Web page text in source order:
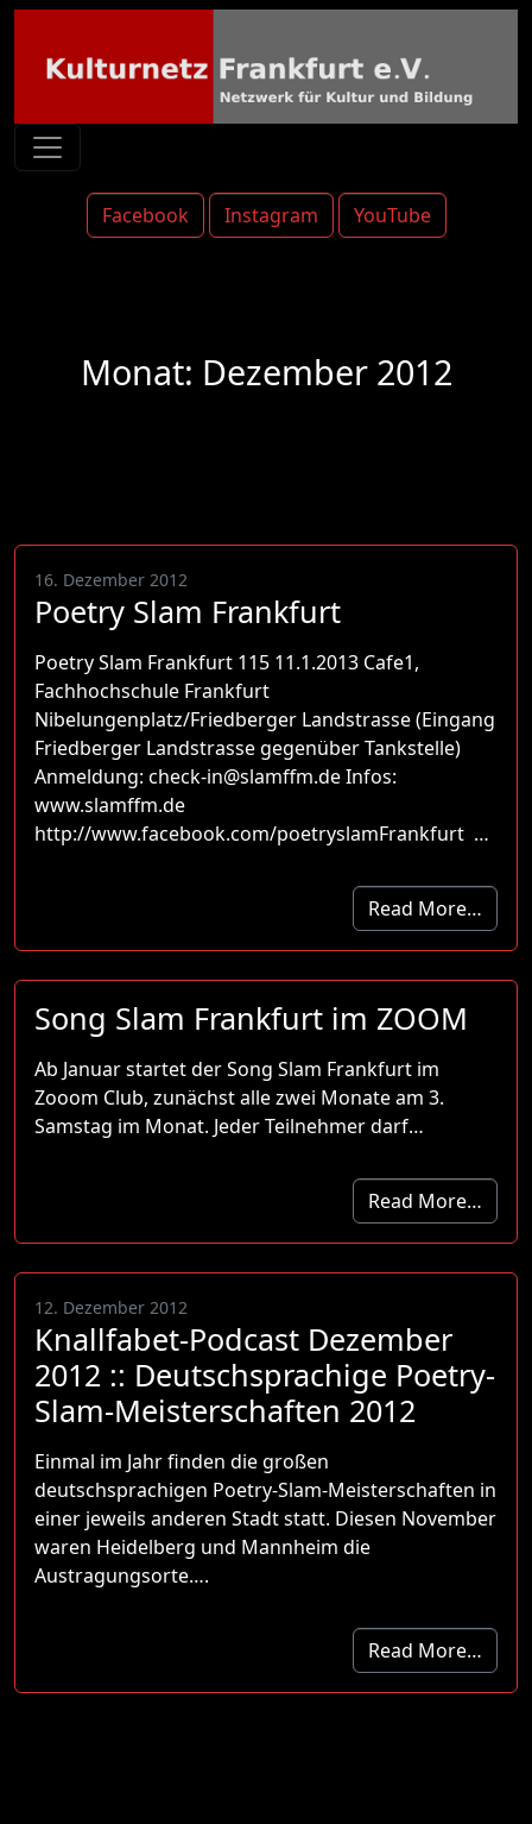
Facebook Instagram YouTube
Monat: Dezember 2012
16. Dezember 2012
Poetry Slam Frankfurt
Poetry Slam Frankfurt 115 11.1.2013 Cafe1,
Fachhochschule Frankfurt
Nibelungenplatz/Friedberger Landstrasse (Eingang
Friedberger Landstrasse gegenüber Tankstelle)
Anmeldung: check-in@slamffm.de Infos:
www.slamffm.de
http://www.facebook.com/poetryslamFrankfurt …
Read More…
Song Slam Frankfurt im ZOOM
Ab Januar startet der Song Slam Frankfurt im
Zooom Club, zunächst alle zwei Monate am 3.
Samstag im Monat. Jeder Teilnehmer darf…
Read More…
12. Dezember 2012
Knallfabet-Podcast Dezember
2012 :: Deutschsprachige Poetry-
Slam-Meisterschaften 2012
Einmal im Jahr finden die großen
deutschsprachigen Poetry-Slam-Meisterschaften in
einer jeweils anderen Stadt statt. Diesen November
waren Heidelberg und Mannheim die
Austragungsorte….
Read More…